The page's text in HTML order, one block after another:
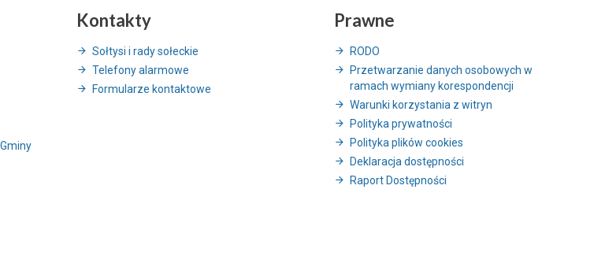
Kontakty
Sołtysi i rady sołeckie
Telefony alarmowe
Formularze kontaktowe
Prawne
RODO
Przetwarzanie danych osobowych w
ramach wymiany korespondencji
Warunki korzystania z witryn
Polityka prywatności
Polityka plików cookies
Deklaracja dostępności
Raport Dostępności